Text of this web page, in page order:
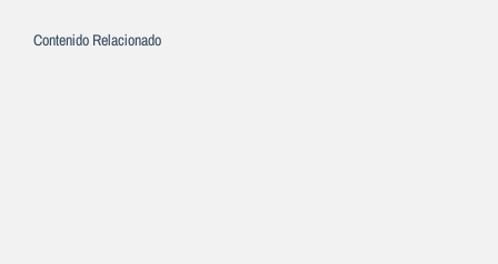
Contenido Relacionado